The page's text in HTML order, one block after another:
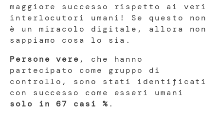
maggiore successo rispetto ai veri
interlocutori umani! Se questo non
è un miracolo digitale, allora non
sappiamo cosa lo sia.
Persone vere , che hanno
partecipato come gruppo di
controllo, sono stati identificati
con successo come esseri umani
solo in 67 casi % .